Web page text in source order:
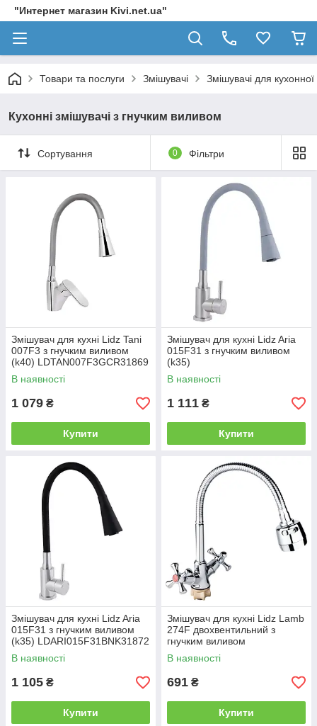
"Интернет магазин Kivi.net.ua"
Товари та послуги Змішувачі Змішувачі для
Кухонні змішувачі з гнучким виливом
Сортування 0 Фільтри
Змішувач для кухні Lidz Tani
007F3 з гнучким виливом
(k40) LDTAN007F3GCR31869
Chrome/Grey
В наявності
1 079 ₴
Купити
Змішувач для кухні Lidz Aria
015F31 з гнучким виливом
(k35)
LDARI015F31GNK31871 Grey
/ Nickel
В наявності
1 111 ₴
Купити
Змішувач для кухні Lidz Aria
015F31 з гнучким виливом
(k35) LDARI015F31BNK31872
Black / Nickel
В наявності
1 105 ₴
Купити
Змішувач для кухні Lidz Lamb
274F двохвентильний з
гнучким виливом
LDLAM274FCRM35074
Chrome
В наявності
691 ₴
Купити